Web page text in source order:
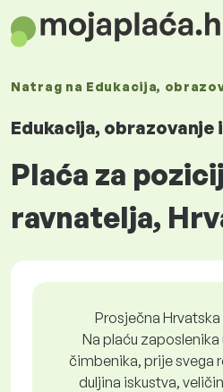
Natrag na Edukacija,
Edukacija, obrazovanje
Plaća za
ravnatelja,
Prosječna
Na plaću
čimbenika, prije svega
duljina iskustva,